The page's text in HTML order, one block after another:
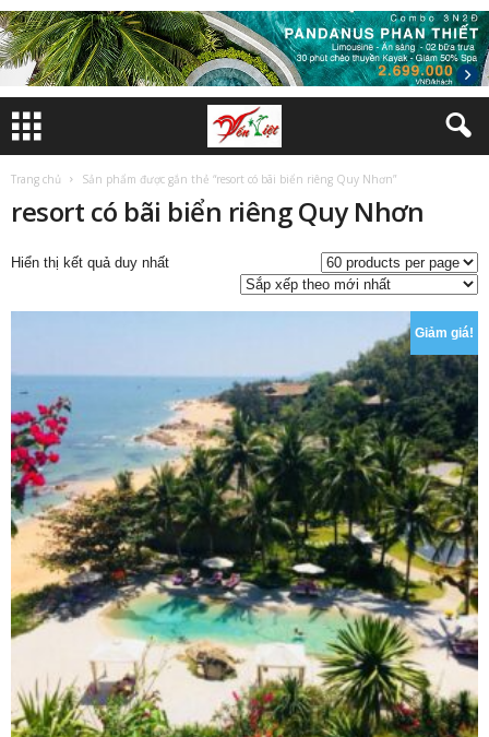
Trang chủ Sản phẩm được gắn thẻ “resort có bãi biển riêng Quy Nhơn”
resort có bãi biển riêng Quy Nhơn
Hiển thị kết quả duy nhất
Giảm giá!